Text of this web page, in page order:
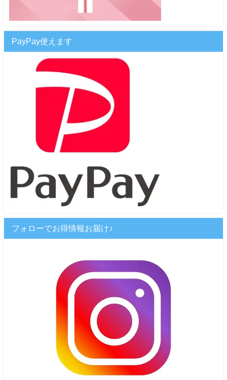
PayPay使えます
フォローでお得情報お届け♪